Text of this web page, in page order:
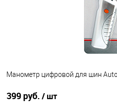
Манометр цифровой для шин
399 руб. / шт